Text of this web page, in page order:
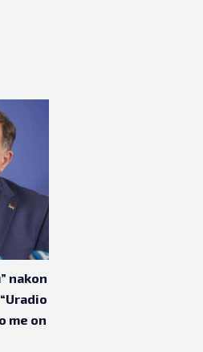
nakon
me on